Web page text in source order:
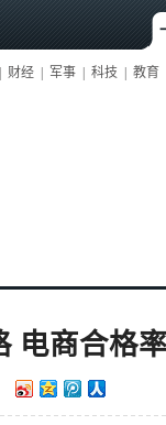
财经 军事 科技 教育
电商合格